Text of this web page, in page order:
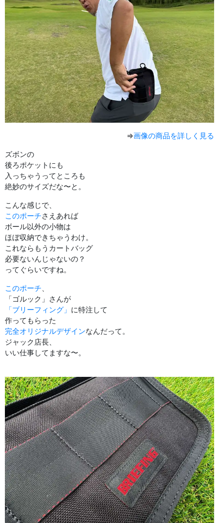
⇒画像の商品を詳しく見る
ズボンの
後ろポケットにも
入っちゃうってところも
絶妙のサイズだな〜と。
こんな感じで、
このポーチさえあれば
ボール以外の小物は
ほぼ収納できちゃうわけ。
これならもうカートバッグ
必要ないんじゃないの？
ってぐらいですね。
このポーチ
「ゴルック」さんが
「ブリーフィング」 に特注して
作ってもらった
完全オリジナルデザインなんだって。
ジャック店長、
いい仕事してますな〜。